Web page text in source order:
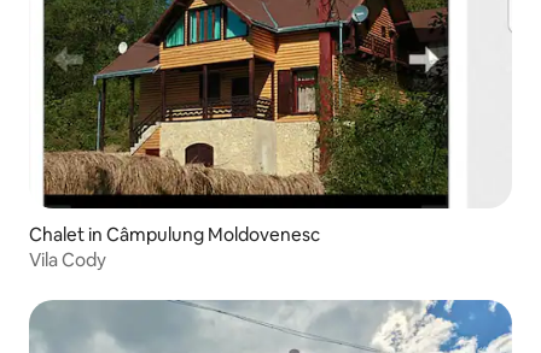
Chalet in Câmpulung Moldovenesc
Vila Cody